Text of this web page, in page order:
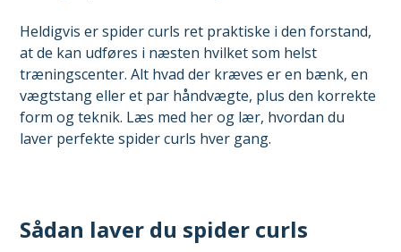
Heldigvis er spider curls ret praktiske i den forstand,
at de kan udføres i næsten hvilket som helst
træningscenter. Alt hvad der kræves er en bænk, en
vægtstang eller et par håndvægte, plus den korrekte
form og teknik. Læs med her og lær, hvordan du
laver perfekte spider curls hver gang.
Sådan laver du spider curls